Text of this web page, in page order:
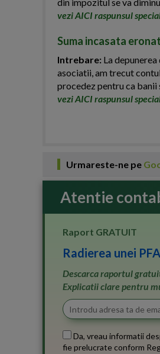
vezi AICI raspunsul
Suma incasata
Intrebare: La
asociatii, am trecut
procedez pentru ca banii
vezi AICI raspunsul
Urmareste-ne pe
Atentie
Raport GRATUIT
Radierea unei
Descarca raportul
Explicatii clare pentru
Da, vreau informatii
fie prelucrate conform